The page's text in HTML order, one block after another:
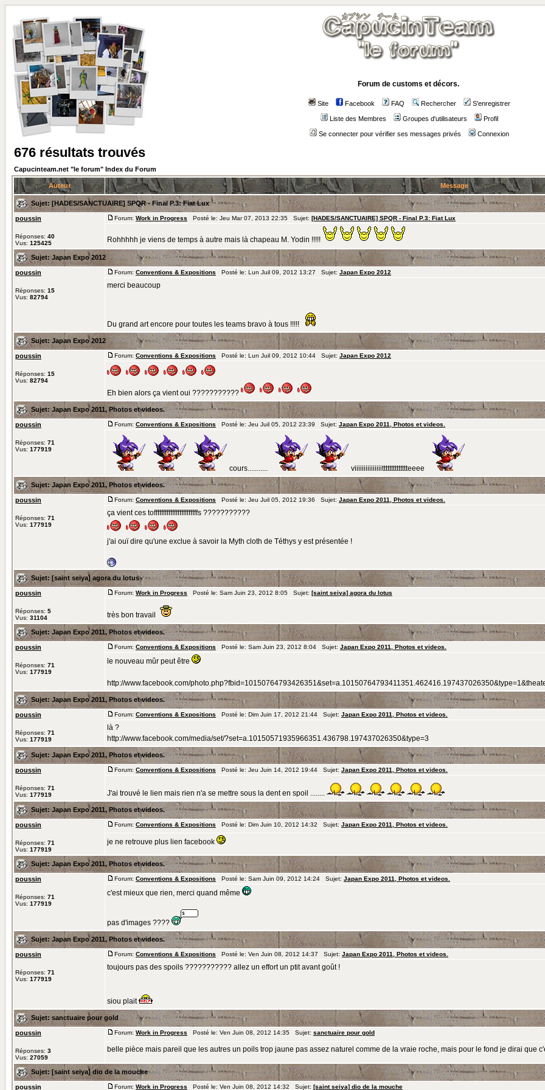
Forum de customs et décors.
Site Facebook FAQ Rechercher S'enregistrer
Liste des Membres Groupes d'utilisateurs Profil
Se connecter pour vérifier ses messages privés Connexion
676 résultats trouvés
Capucinteam.net "le forum" Index du Forum
Auteur Message
Sujet: [HADES/SANCTUAIRE] SPQR - Final P.3: Fiat Lux
poussin
Réponses: 40
Vus: 125425
Forum: Work in Progress Posté le: Jeu Mar 07, 2013 22:35 Sujet: [HADES/SANCTUAIRE] SPQR - Final P.3: Fiat Lux
Rohhhhh je viens de temps à autre mais là chapeau M. Yodin !!!!!
Sujet: Japan Expo 2012
poussin
Réponses: 15
Vus: 82794
Forum: Conventions & Expositions Posté le: Lun Juil 09, 2012 13:27 Sujet: Japan Expo 2012
merci beaucoup
Du grand art encore pour toutes les teams bravo à tous !!!!!
Sujet: Japan Expo 2012
poussin
Réponses: 15
Vus: 82794
Forum: Conventions & Expositions Posté le: Lun Juil 09, 2012 10:44 Sujet: Japan Expo 2012
Eh bien alors ça vient oui ???????????
Sujet: Japan Expo 2011, Photos et videos.
poussin
Réponses: 71
Vus: 177919
Forum: Conventions & Expositions Posté le: Jeu Juil 05, 2012 23:39 Sujet: Japan Expo 2011, Photos et videos.
cours........... viiiiiiiiiiiiiiitttttttttttttteeee
Sujet: Japan Expo 2011, Photos et videos.
poussin
Réponses: 71
Vus: 177919
Forum: Conventions & Expositions Posté le: Jeu Juil 05, 2012 19:36 Sujet: Japan Expo 2011, Photos et videos.
ça vient ces toffffffffffffffffffffffffs ???????????
j'ai ouï dire qu'une exclue à savoir la Myth cloth de Téthys y est présentée !
Sujet: [saint seiya] agora du lotus
poussin
Réponses: 5
Vus: 31104
Forum: Work in Progress Posté le: Sam Juin 23, 2012 8:05 Sujet: [saint seiya] agora du lotus
très bon travail
Sujet: Japan Expo 2011, Photos et videos.
poussin
Réponses: 71
Vus: 177919
Forum: Conventions & Expositions Posté le: Sam Juin 23, 2012 8:04 Sujet: Japan Expo 2011, Photos et videos.
le nouveau mûr peut être
http://www.facebook.com/
Sujet: Japan Expo 2011, Photos et videos.
poussin
Réponses: 71
Vus: 177919
Forum: Conventions & Expositions Posté le: Dim Juin 17, 2012 21:44 Sujet: Japan Expo 2011, Photos et videos.
là ?
http://www.facebook.com/media/set/?set=a.10150571935966351.436798.197437026350&type=3
Sujet: Japan Expo 2011, Photos et videos.
poussin
Réponses: 71
Vus: 177919
Forum: Conventions & Expositions Posté le: Jeu Juin 14, 2012 19:44 Sujet: Japan Expo 2011, Photos et videos.
J'ai trouvé le lien mais rien n'a se mettre sous la dent en spoil ........
Sujet: Japan Expo 2011, Photos et videos.
poussin
Réponses: 71
Vus: 177919
Forum: Conventions & Expositions Posté le: Dim Juin 10, 2012 14:32 Sujet: Japan Expo 2011, Photos et videos.
je ne retrouve plus lien facebook
Sujet: Japan Expo 2011, Photos et videos.
poussin
Réponses: 71
Vus: 177919
Forum: Conventions & Expositions Posté le: Sam Juin 09, 2012 14:24 Sujet: Japan Expo 2011, Photos et videos.
c'est mieux que rien, merci quand même
pas d'images ????
Sujet: Japan Expo 2011, Photos et videos.
poussin
Réponses: 71
Vus: 177919
Forum: Conventions & Expositions Posté le: Ven Juin 08, 2012 14:37 Sujet: Japan Expo 2011, Photos et videos.
toujours pas des spoils ??????????? allez un effort un ptit avant goût !
siou plait
Sujet: sanctuaire pour gold
poussin
Réponses: 3
Vus: 27059
Forum: Work in Progress Posté le: Ven Juin 08, 2012 14:35 Sujet: sanctuaire pour gold
belle pièce mais pareil que les autres un poils trop jaune pas assez naturel comme de la vraie roche, mais pour le fond je dirai que
Sujet: [saint seiya] dio de la mouche
poussin Forum: Work in Progress Posté le: Ven Juin 08, 2012 14:32 Sujet: [saint seiya] dio de la mouche